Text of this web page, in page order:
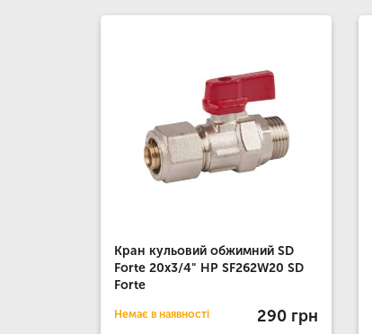
Кран кульовий обжимний SD
Forte 20х3/4" НР SF262W20 SD
Forte
Немає в наявності 290 грн